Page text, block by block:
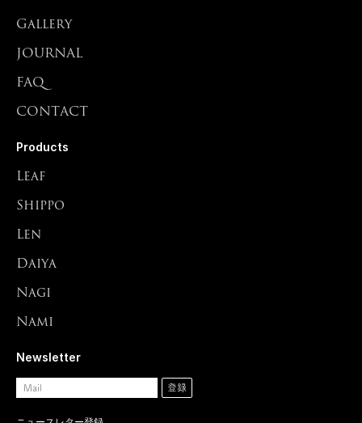
Gallery
JOURNAL
FAQ
CONTACT
Products
Leaf
Shippo
Len
Daiya
Nagi
Nami
Newsletter